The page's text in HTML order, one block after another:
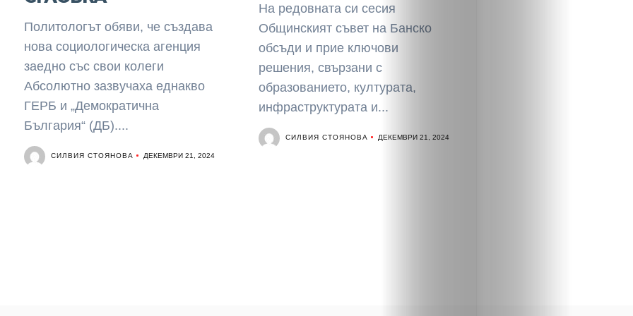
Политологът обяви, че създава
нова социологическа агенция
заедно със свои колеги
Абсолютно зазвучаха еднакво
ГЕРБ и „Демократична
България“ (ДБ)....
СИЛВИЯ СТОЯНОВА ДЕКЕМВРИ 21, 2024
На редовната си сесия
Общинският съвет на Банско
обсъди и прие ключови
решения, свързани с
образованието, културата,
инфраструктурата и...
СИЛВИЯ СТОЯНОВА ДЕКЕМВРИ 21, 2024